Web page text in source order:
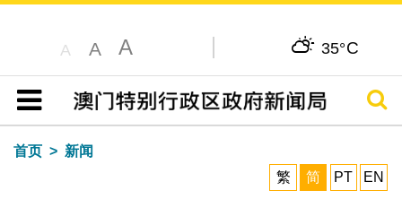
A A A 35°C
目录
搜寻
首页
新闻
繁
简 PT EN